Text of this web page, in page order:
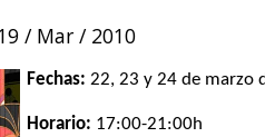
/ Mar / 2010
Fechas: 22, 23 y 24 de marzo
Horario: 17:00-21:00h